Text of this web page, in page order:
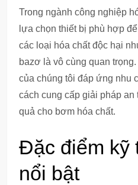
Trong ngành công nghiệp
lựa chọn thiết bị phù hợp
các loại hóa chất độc hại
bazơ là vô cùng quan
của chúng tôi đáp ứng nhu
cách cung cấp giải pháp an
quả cho bơm hóa chất.
Đặc điểm kỹ
nổi bật